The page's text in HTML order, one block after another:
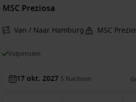
Preziosa
Van / Naar Hamburg MSC
Volpension
17 okt. 2027 5 Nachten